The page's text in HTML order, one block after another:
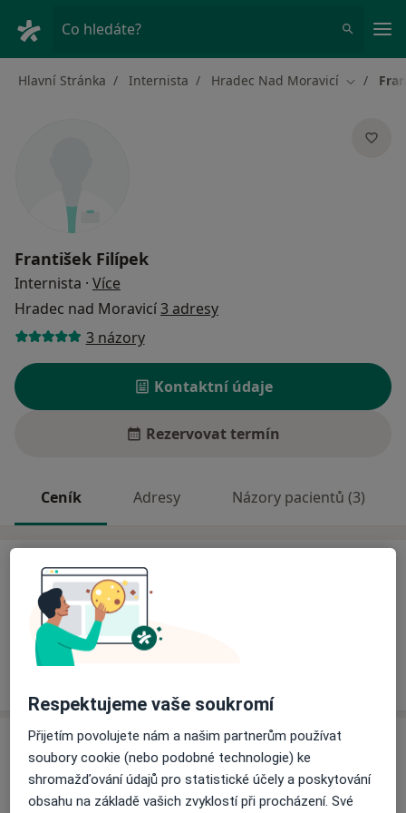
Co hledáte?
Hlavní Stránka Internista Hradec Nad Moravicí Změna
František Filípek
Internista · Více
Hradec nad Moravicí3 adresy
3 názory
Kontaktní údaje
Rezervovat termín
Ceník Adresy Názory pacientů (3)
Ceník
Informace o službách a cenách nejsou k dispozici
Tento specialista ještě nepřidával žádné informace o
svých službách.
Adresy (3)
Adresa 1 Adresa 2 Adresa 3
Respektujeme vaše soukromí
Přijetím povolujete nám a našim partnerům používat
soubory cookie (nebo podobné technologie) ke
shromažďování údajů pro statistické účely a poskytování
obsahu na základě vašich zvyklostí při procházení. Své